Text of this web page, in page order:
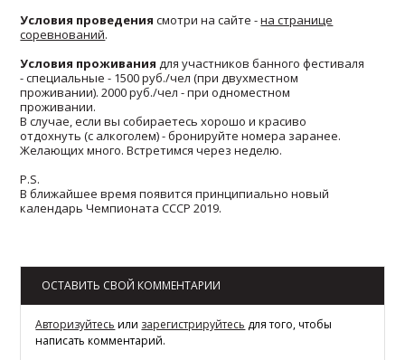
Условия проведения смотри на сайте -на странице
соревнований.
Условия проживания для участников банного фестиваля
- специальные - 1500 руб./чел (при двухместном
проживании). 2000 руб./чел - при одноместном
проживании.
В случае, если вы собираетесь хорошо и красиво
отдохнуть (с алкоголем) - бронируйте номера заранее.
Желающих много. Встретимся через неделю.
P.S.
В ближайшее время появится принципиально новый
календарь Чемпионата СССР 2019.
ОСТАВИТЬ СВОЙ КОММЕНТАРИИ
Авторизуйтесь или зарегистрируйтесь для того, чтобы
написать комментарий.